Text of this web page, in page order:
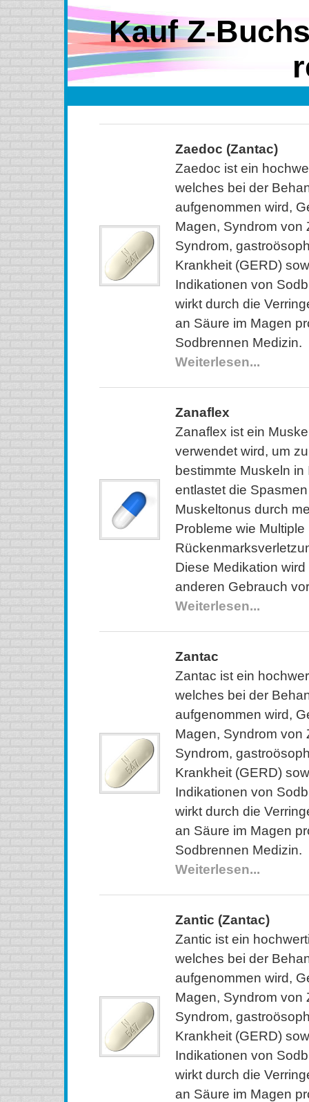
Kauf Z-
Zaedoc (Zantac)
Zaedoc ist ein
welches bei der
aufgenommen wird,
Magen, Syndrom von
Syndrom,
Krankheit (GERD)
Indikationen von
wirkt durch die
an Säure im Magen
Sodbrennen Medizin.
Weiterlesen...
Zanaflex
Zanaflex ist ein
verwendet wird, um
bestimmte Muskeln in
entlastet die
Muskeltonus durch
Probleme wie
Diese Medikation
anderen Gebrauch
Weiterlesen...
Zantac
Zantac ist ein
welches bei der
aufgenommen wird,
Magen, Syndrom von
Syndrom,
Krankheit (GERD)
Indikationen von
wirkt durch die
an Säure im Magen
Sodbrennen Medizin.
Weiterlesen...
Zantic (Zantac)
Zantic ist ein
welches bei der
aufgenommen wird,
Magen, Syndrom von
Syndrom,
Krankheit (GERD)
Indikationen von
wirkt durch die
an Säure im Magen